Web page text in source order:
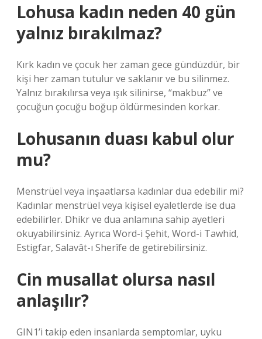
Lohusa kadın neden 40 gün
yalnız bırakılmaz?
Kırk kadın ve çocuk her zaman gece gündüzdür, bir
kişi her zaman tutulur ve saklanır ve bu silinmez.
Yalnız bırakılırsa veya ışık silinirse, “makbuz” ve
çocuğun çocuğu boğup öldürmesinden korkar.
Lohusanın duası kabul olur
mu?
Menstrüel veya inşaatlarsa kadınlar dua edebilir mi?
Kadınlar menstrüel veya kişisel eyaletlerde ise dua
edebilirler. Dhikr ve dua anlamına sahip ayetleri
okuyabilirsiniz. Ayrıca Word-i Şehit, Word-i Tawhid,
Estigfar, Salavât-ı Sherîfe de getirebilirsiniz.
Cin musallat olursa nasıl
anlaşılır?
GIN1’i takip eden insanlarda semptomlar, uyku